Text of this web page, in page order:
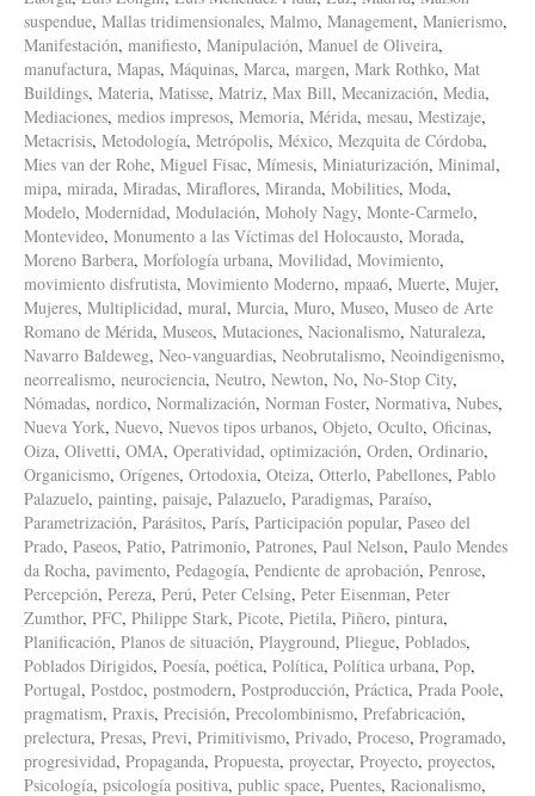
suspendue, Mallas tridimensionales, Malmo, Management, Manierismo,
Manifestación, manifiesto, Manipulación, Manuel de Oliveira,
manufactura, Mapas, Máquinas, Marca, margen, Mark Rothko, Mat
Buildings, Materia, Matisse, Matriz, Max Bill, Mecanización, Media,
Mediaciones, medios impresos, Memoria, Mérida, mesau, Mestizaje,
Metacrisis, Metodología, Metrópolis, México, Mezquita de Córdoba,
Mies van der Rohe, Miguel Fisac, Mímesis, Miniaturización, Minimal,
mipa, mirada, Miradas, Miraflores, Miranda, Mobilities, Moda,
Modelo, Modernidad, Modulación, Moholy Nagy, Monte-Carmelo,
Montevideo, Monumento a las Víctimas del Holocausto, Morada,
Moreno Barbera, Morfología urbana, Movilidad, Movimiento,
movimiento disfrutista, Movimiento Moderno, mpaa6, Muerte, Mujer,
Mujeres, Multiplicidad, mural, Murcia, Muro, Museo, Museo de Arte
Romano de Mérida, Museos, Mutaciones, Nacionalismo, Naturaleza,
Navarro Baldeweg, Neo-vanguardias, Neobrutalismo, Neoindigenismo,
neorrealismo, neurociencia, Neutro, Newton, No, No-Stop City,
Nómadas, nordico, Normalización, Norman Foster, Normativa, Nubes,
Nueva York, Nuevo, Nuevos tipos urbanos, Objeto, Oculto, Oficinas,
Oiza, Olivetti, OMA, Operatividad, optimización, Orden, Ordinario,
Organicismo, Orígenes, Ortodoxia, Oteiza, Otterlo, Pabellones, Pablo
Palazuelo, painting, paisaje, Palazuelo, Paradigmas, Paraíso,
Parametrización, Parásitos, París, Participación popular, Paseo del
Prado, Paseos, Patio, Patrimonio, Patrones, Paul Nelson, Paulo Mendes
da Rocha, pavimento, Pedagogía, Pendiente de aprobación, Penrose,
Percepción, Pereza, Perú, Peter Celsing, Peter Eisenman, Peter
Zumthor, PFC, Philippe Stark, Picote, Pietila, Piñero, pintura,
Planificación, Planos de situación, Playground, Pliegue, Poblados,
Poblados Dirigidos, Poesía, poética, Política, Política urbana, Pop,
Portugal, Postdoc, postmodern, Postproducción, Práctica, Prada Poole,
pragmatism, Praxis, Precisión, Precolombinismo, Prefabricación,
prelectura, Presas, Previ, Primitivismo, Privado, Proceso, Programado,
progresividad, Propaganda, Propuesta, proyectar, Proyecto, proyectos,
Psicología, psicología positiva, public space, Puentes, Racionalismo,